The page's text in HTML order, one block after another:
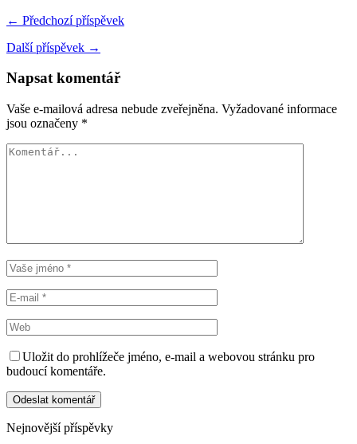
← Předchozí příspěvek
Další příspěvek →
Napsat komentář
Vaše e-mailová adresa nebude zveřejněna. Vyžadované informace
jsou označeny *
Uložit do prohlížeče jméno, e-mail a webovou stránku pro
budoucí komentáře.
Nejnovější příspěvky